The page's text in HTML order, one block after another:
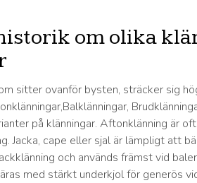
om olika
sitter ovanför bysten, sträcker sig
på klänningar. Aftonklänning är
Jacka, cape eller sjal är lämpligt att
och används främst vid
med stärkt underkjol för generös